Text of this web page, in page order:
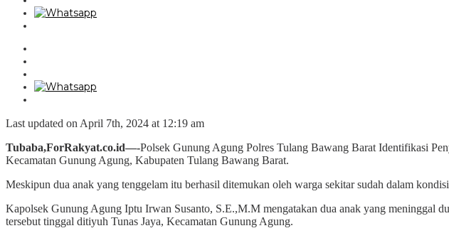
Last updated on April 7th, 2024 at 12:19 am
Tubaba,ForRakyat.co.id—-Polsek Gunung Agung Polres Tulang Bawang Barat Identifikasi
Kecamatan Gunung Agung, Kabupaten Tulang Bawang Barat.
Meskipun dua anak yang tenggelam itu berhasil ditemukan oleh warga sekitar sudah dalam
Kapolsek Gunung Agung Iptu Irwan Susanto, S.E.,M.M mengatakan dua anak yang
tersebut tinggal ditiyuh Tunas Jaya, Kecamatan Gunung Agung.